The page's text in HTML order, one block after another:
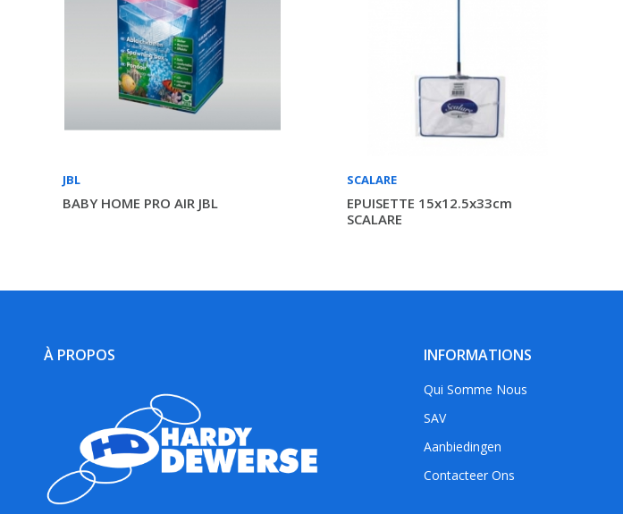
JBL
BABY HOME PRO AIR JBL
SCALARE
EPUISETTE 15x12.5x33cm
SCALARE
À PROPOS INFORMATIONS
Qui Somme Nous
SAV
Aanbiedingen
Contacteer Ons